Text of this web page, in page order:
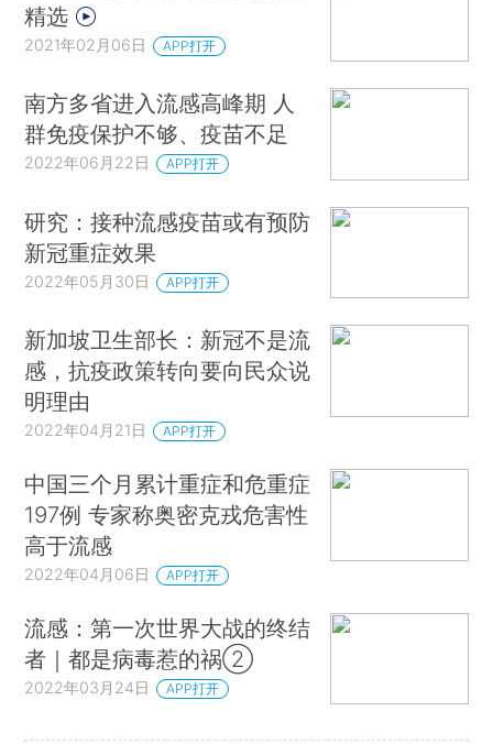
精选
2021年02月06日 APP打开
南方多省进入流感高峰期 人
群免疫保护不够、疫苗不足
2022年06月22日 APP打开
研究：接种流感疫苗或有预防
新冠重症效果
2022年05月30日 APP打开
新加坡卫生部长：新冠不是流
感，抗疫政策转向要向民众说
明理由
2022年04月21日 APP打开
中国三个月累计重症和危重症
197例 专家称奥密克戎危害性
高于流感
2022年04月06日 APP打开
流感：第一次世界大战的终结
者｜都是病毒惹的祸②
2022年03月24日 APP打开